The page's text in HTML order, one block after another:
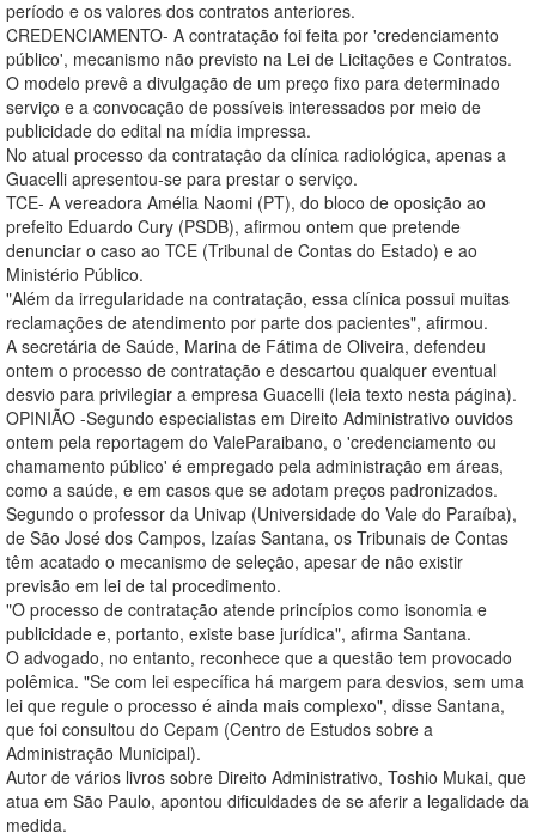
período e os valores dos contratos anteriores.
CREDENCIAMENTO- A contratação foi feita por 'credenciamento
público', mecanismo não previsto na Lei de Licitações e Contratos.
O modelo prevê a divulgação de um preço fixo para determinado
serviço e a convocação de possíveis interessados por meio de
publicidade do edital na mídia impressa.
No atual processo da contratação da clínica radiológica, apenas a
Guacelli apresentou-se para prestar o serviço.
TCE- A vereadora Amélia Naomi (PT), do bloco de oposição ao
prefeito Eduardo Cury (PSDB), afirmou ontem que pretende
denunciar o caso ao TCE (Tribunal de Contas do Estado) e ao
Ministério Público.
"Além da irregularidade na contratação, essa clínica possui muitas
reclamações de atendimento por parte dos pacientes", afirmou.
A secretária de Saúde, Marina de Fátima de Oliveira, defendeu
ontem o processo de contratação e descartou qualquer eventual
desvio para privilegiar a empresa Guacelli (leia texto nesta página).
OPINIÃO -Segundo especialistas em Direito Administrativo ouvidos
ontem pela reportagem do ValeParaibano, o 'credenciamento ou
chamamento público' é empregado pela administração em áreas,
como a saúde, e em casos que se adotam preços padronizados.
Segundo o professor da Univap (Universidade do Vale do Paraíba),
de São José dos Campos, Izaías Santana, os Tribunais de Contas
têm acatado o mecanismo de seleção, apesar de não existir
previsão em lei de tal procedimento.
"O processo de contratação atende princípios como isonomia e
publicidade e, portanto, existe base jurídica", afirma Santana.
O advogado, no entanto, reconhece que a questão tem provocado
polêmica. "Se com lei específica há margem para desvios, sem uma
lei que regule o processo é ainda mais complexo", disse Santana,
que foi consultou do Cepam (Centro de Estudos sobre a
Administração Municipal).
Autor de vários livros sobre Direito Administrativo, Toshio Mukai, que
atua em São Paulo, apontou dificuldades de se aferir a legalidade da
medida.